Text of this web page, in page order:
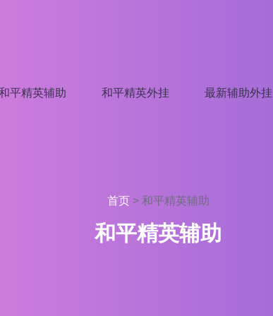
平精英辅助 和平精英外挂 最新辅助外挂
首页 > 和平精英辅助
和平精英辅助